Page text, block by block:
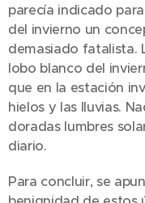
parecía indicado
del invierno un
demasiado fatalista.
lobo blanco del
que en la estación
hielos y las lluvias.
doradas lumbres
diario.
Para concluir, se